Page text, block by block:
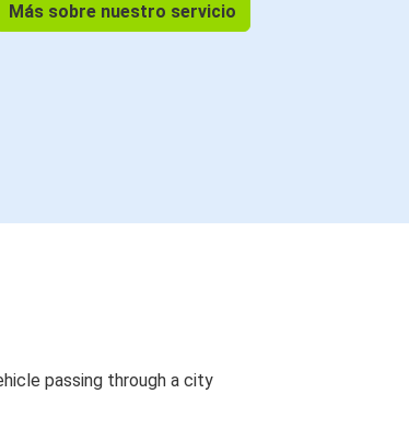
Más sobre nuestro servicio